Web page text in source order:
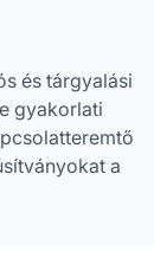
és tárgyalási
gyakorlati
a